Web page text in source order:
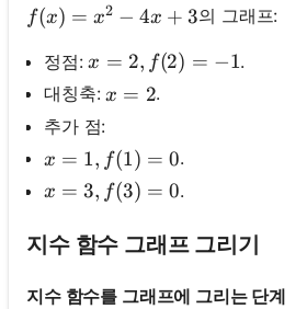
f(x)=x^2-4 x+3
f(x) = x2 − 4x + 3의 그래프:
정점:x=2, f(2)=-1
x = 2, f(2) = −1.
대칭축:x=2
x = 2.
추가 점:
x=1, f(1)=0
x = 1, f(1) = 0.
x=3, f(3)=0
x = 3, f(3) = 0.
지수 함수 그래프 그리기
지수 함수를 그래프에 그리는 단계